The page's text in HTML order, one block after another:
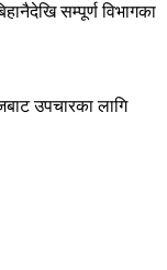
सम्पूर्ण विभागका
उपचारका लागि